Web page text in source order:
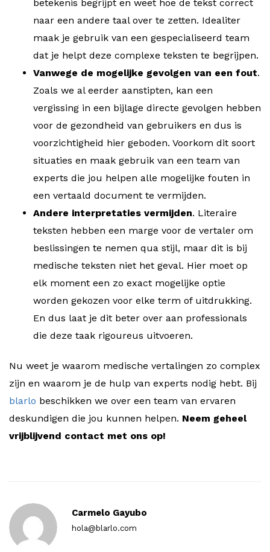
betekenis begrijpt en weet hoe de tekst correct
naar een andere taal over te zetten. Idealiter
maak je gebruik van een gespecialiseerd team
dat je helpt deze complexe teksten te begrijpen.
Vanwege de mogelijke gevolgen van een fout.
Zoals we al eerder aanstipten, kan een
vergissing in een bijlage directe gevolgen hebben
voor de gezondheid van gebruikers en dus is
voorzichtigheid hier geboden. Voorkom dit soort
situaties en maak gebruik van een team van
experts die jou helpen alle mogelijke fouten in
een vertaald document te vermijden.
Andere interpretaties vermijden. Literaire
teksten hebben een marge voor de vertaler om
beslissingen te nemen qua stijl, maar dit is bij
medische teksten niet het geval. Hier moet op
elk moment een zo exact mogelijke optie
worden gekozen voor elke term of uitdrukking.
En dus laat je dit beter over aan professionals
die deze taak rigoureus uitvoeren.
Nu weet je waarom medische vertalingen zo complex
zijn en waarom je de hulp van experts nodig hebt. Bij
blarlo beschikken we over een team van ervaren
deskundigen die jou kunnen helpen. Neem geheel
vrijblijvend contact met ons op!
Carmelo Gayubo
hola@blarlo.com